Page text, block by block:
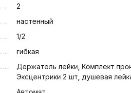
2
настенный
1/2
гибкая
Держатель лейки, Комплект
Эксцентрики 2 шт, душевая